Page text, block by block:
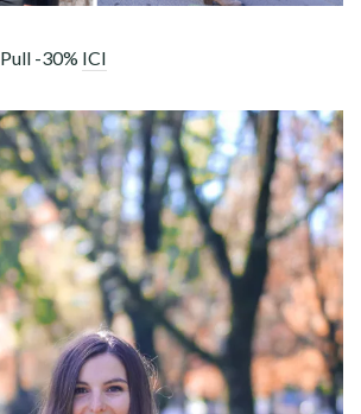
Pull -30% ICI